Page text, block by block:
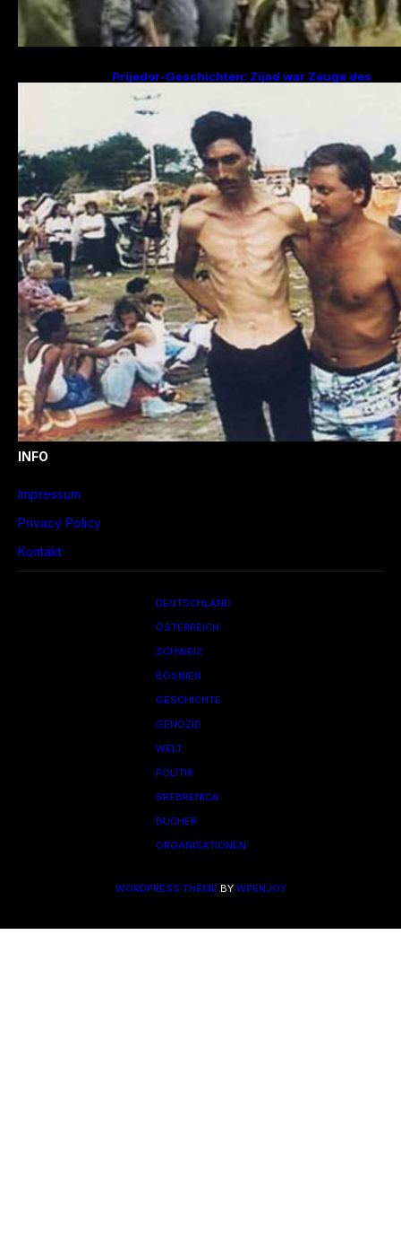
Prijedor-Geschichten: Zijad war Zeuge des
sucht Frau und zwei Kinder
INFO
Impressum
Privacy Policy
Kontakt
DEUTSCHLAND
ÖSTERREICH
SCHWEIZ
BOSNIEN
GESCHICHTE
GENOZID
WELT
POLITIK
SREBRENICA
BÜCHER
ORGANISATIONEN
WORDPRESS THEME BY WPENJOY